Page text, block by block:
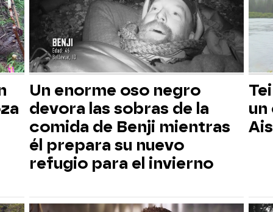
Un enorme oso negro
devora las sobras de la
comida de Benji mientras
él prepara su nuevo
refugio para el invierno
un